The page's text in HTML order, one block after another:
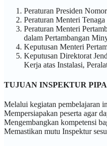
Peraturan Presiden
Peraturan Menteri
Peraturan Menteri
dalam Pertambangan
Keputusan Menteri
Keputusan Direktorat
Kerja atas Instalasi,
TUJUAN INSPEKTUR
Melalui kegiatan pembelajaran
Mempersiapakan peserta agar
Mengembangkan kompetensi
Memastikan mutu Inspektur